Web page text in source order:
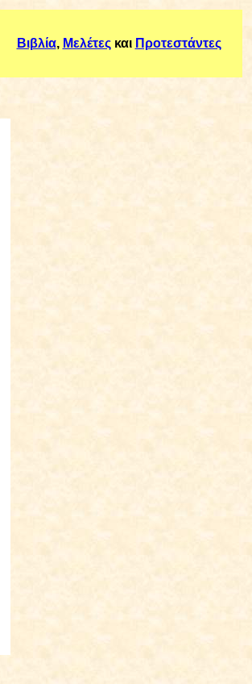
Βιβλία, Μελέτεςκαι Προτεστάντες